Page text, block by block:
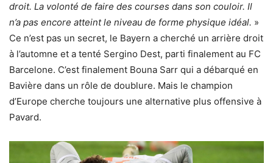
droit. La volonté de faire des courses dans son couloir. Il
n’a pas encore atteint le niveau de forme physique idéal. »
Ce n’est pas un secret, le Bayern a cherché un arrière droit
à l’automne et a tenté Sergino Dest, parti finalement au FC
Barcelone. C’est finalement Bouna Sarr qui a débarqué en
Bavière dans un rôle de doublure. Mais le champion
d’Europe cherche toujours une alternative plus offensive à
Pavard.